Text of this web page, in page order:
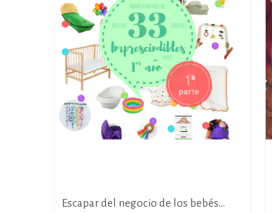
Escapar del negocio de los bebés…